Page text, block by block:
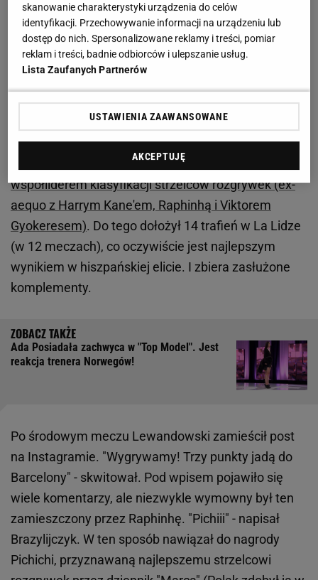
serwis
Robert Lewandowski podsumował mecz FC
jednego słowa
Polak od początku sezonu jest w znakomitej formie.
W czterech spotkaniach LM strzelił już pięć goli i jest
współliderem klasyfikacji strzelców rozgrywek (ex-
aequo z Harrym Kane'em, Raphinhą i Viktorem
Gyokeresem). Do tego dołożył 14 trafień w La Lidze
(w 12 meczach), co oczywiście jest najlepszym
wynikiem w hiszpańskiej elicie. I zbiera zasłużone
komplementy.
Ada Posiadała zachwyca w "Top Model". Jest
reakcja trenera Norwegów!
Po środowym meczu Lewandowski zamieścił post
na Instagramie. "Wygrywamy! Trzy punkty jadą do
Barcelony" - skwitował. Pod wpisem pojawiło się
wiele komentarzy, ale niezwykle wymowny był ten
zamieszczony przez Raphinhę. "Pichiii" - napisał
Brazylijczyk. W ten sposób nawiązał do nagrody
Pichichi, przyznawaną najlepszemu strzelcowi
skanowanie charakterystyki urządzenia do celów
identyfikacji. Przechowywanie informacji na urządzeniu lub
dostęp do nich. Spersonalizowane reklamy i treści, pomiar
reklam i treści, badnie odbiorców i ulepszanie usług.
Lista Zaufanych Partnerów
USTAWIENIA ZAAWANSOWANE
AKCEPTUJĘ